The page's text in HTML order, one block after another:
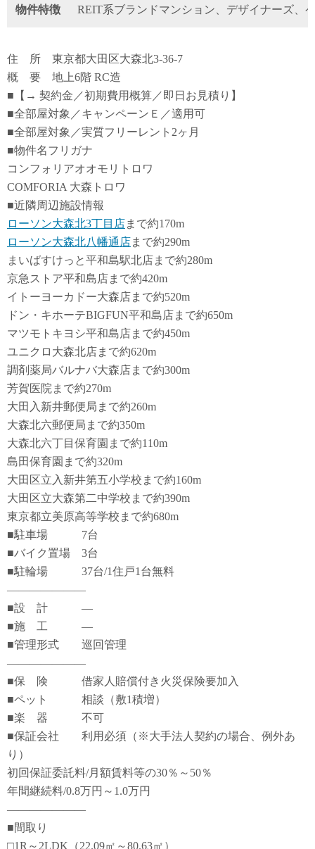
物件特徴 REIT系ブランドマンション、デザイナーズ、
住 所 東京都大田区大森北3-36-7
概 要 地上6階 RC造
■【→ 契約金／初期費用概算／即日お見積り】
■全部屋対象／キャンペーンＥ／適用可
■全部屋対象／実質フリーレント2ヶ月
■物件名フリガナ
コンフォリアオオモリトロワ
COMFORIA 大森トロワ
■近隣周辺施設情報
ローソン大森北3丁目店まで約170m
ローソン大森北八幡通店まで約290m
まいばすけっと平和島駅北店まで約280m
京急ストア平和島店まで約420m
イトーヨーカドー大森店まで約520m
ドン・キホーテBIGFUN平和島店まで約650m
マツモトキヨシ平和島店まで約450m
ユニクロ大森北店まで約620m
調剤薬局バルナバ大森店まで約300m
芳賀医院まで約270m
大田入新井郵便局まで約260m
大森北六郵便局まで約350m
大森北六丁目保育園まで約110m
島田保育園まで約320m
大田区立入新井第五小学校まで約160m
大田区立大森第二中学校まで約390m
東京都立美原高等学校まで約680m
■駐車場 7台
■バイク置場 3台
■駐輪場 37台/1住戸1台無料
―――――――
■設 計 ―
■施 工 ―
■管理形式 巡回管理
―――――――
■保 険 借家人賠償付き火災保険要加入
■ペット 相談（敷1積増）
■楽 器 不可
■保証会社 利用必須（※大手法人契約の場合、例外あ
り）
初回保証委託料/月額賃料等の30％～50％
年間継続料/0.8万円～1.0万円
―――――――
■間取り
□1R～2LDK（22.09㎡～80.63㎡）